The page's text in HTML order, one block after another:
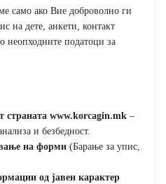
само ако Вие доброволно ги
на дете, анкети, контакт
неопходните податоци за
страната www.korcagin.mk–
и безбедност.
на форми(Барање за упис,
од јавен карактер